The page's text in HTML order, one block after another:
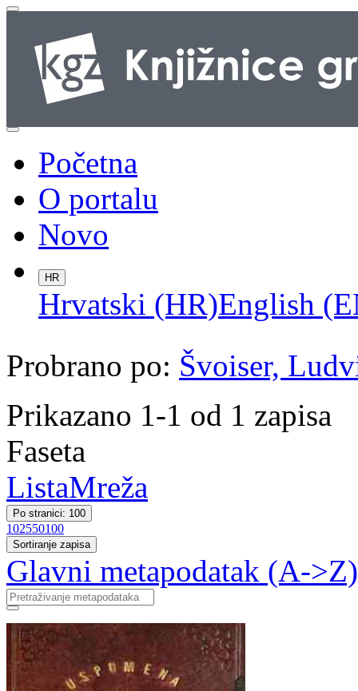
Početna
O portalu
Novo
HR
Hrvatski (HR)English
Probrano po: Švoiser,
Prikazano 1-1 od 1 zapisa
Faseta
ListaMreža
Po stranici: 100
102550100
Sortiranje zapisa
Glavni metapodatak (A->Z)